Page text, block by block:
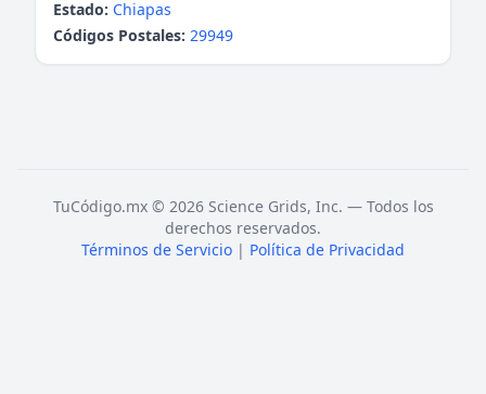
Estado: Chiapas
Códigos Postales: 29949
TuCódigo.mx © 2026 Science Grids, Inc. — Todos los
derechos reservados.
Términos de Servicio | Política de Privacidad